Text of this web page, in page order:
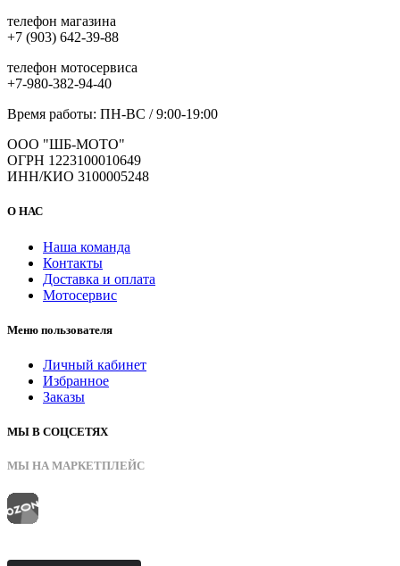
телефон магазина
+7 (903) 642-39-88
телефон мотосервиса
+7-980-382-94-40
Время работы: ПН-ВС / 9:00-19:00
ООО "ШБ-МОТО"
ОГРН 1223100010649
ИНН/КИО 3100005248
О НАС
Наша команда
Контакты
Доставка и оплата
Мотосервис
Меню пользователя
Личный кабинет
Избранное
Заказы
МЫ В СОЦСЕТЯХ
МЫ НА МАРКЕТПЛЕЙС